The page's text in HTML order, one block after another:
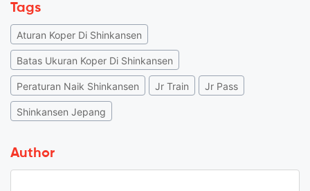
Tags
Aturan Koper Di Shinkansen
Batas Ukuran Koper Di Shinkansen
Peraturan Naik Shinkansen Jr Train Jr Pass
Shinkansen Jepang
Author